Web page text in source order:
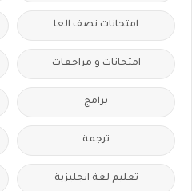
امتحانات نصف العا
امتحانات و مراجعات
برامج
ترجمة
تعليم لغة انجليزية